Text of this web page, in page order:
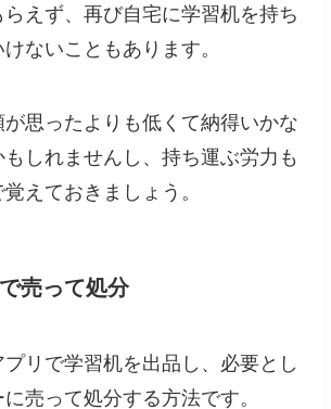
えず、再び自宅に学習机を持ち
ないこともあります。
思ったよりも低くて納得いかな
しれませんし、持ち運ぶ労力も
えておきましょう。
売って処分
リで学習机を出品し、必要とし
売って処分する方法です。